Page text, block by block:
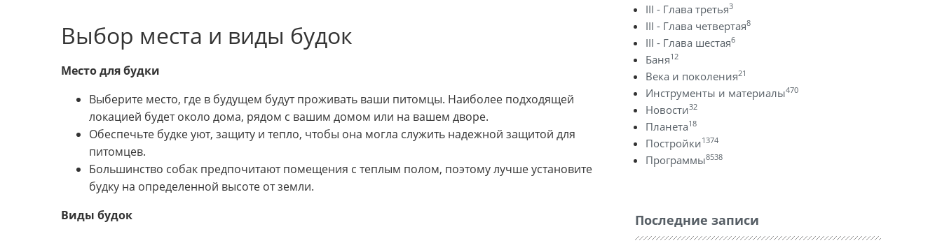
Выбор места и виды будок
Место для будки
Выберите место, где в будущем будут проживать ваши питомцы. Наиболее подходящей
локацией будет около дома, рядом с вашим домом или на вашем дворе.
Обеспечьте будке уют, защиту и тепло, чтобы она могла служить надежной защитой для
питомцев.
Большинство собак предпочитают помещения с теплым полом, поэтому лучше установите
будку на определенной высоте от земли.
Виды будок
III - Глава третья3
III - Глава четвертая8
III - Глава шестая6
Баня12
Века и поколения21
Инструменты и материалы470
Новости32
Планета18
Постройки1374
Программы8538
Последние записи